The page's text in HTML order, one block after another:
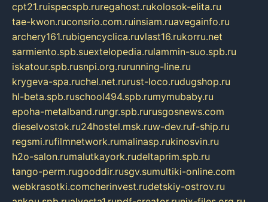
cpt21.ruispecspb.ruregahost.rukolosok-elita.ru
tae-kwon.ruconsrio.com.ruinsiam.ruavegainfo.ru
archery161.rubigencyclica.ruvlast16.rukorru.net
sarmiento.spb.suextelopedia.rulammin-suo.spb.ru
iskatour.spb.rusnpi.org.rurunning-line.ru
krygeva-spa.ruchel.net.rurust-loco.rudugshop.ru
hl-beta.spb.ruschool494.spb.rumymubaby.ru
epoha-metalband.rungr.spb.rurusgosnews.com
dieselvostok.ru24hostel.msk.ruw-dev.ruf-ship.ru
regsmi.rufilmnetwork.rumalinasp.rukinosvin.ru
h2o-salon.rumalutkayork.rudeltaprim.spb.ru
tango-perm.rugooddir.rusgv.sumultiki-online.com
webkrasotki.comcherinvest.rudetskiy-ostrov.ru